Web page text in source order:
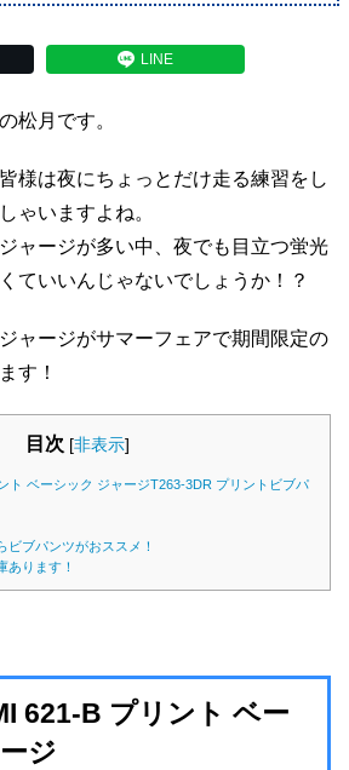
LINE
松月です。
様は夜にちょっとだけ走る練習をし
ゃいますよね。
ャージが多い中、夜でも目立つ蛍光
ていいんじゃないでしょうか！？
ャージがサマーフェアで期間限定の
す！
目次 [非表示]
ト ベーシック ジャージT263-3DR プリントビブパ
ビブパンツがおススメ！
あります！
621-B プリント ベー
ジ